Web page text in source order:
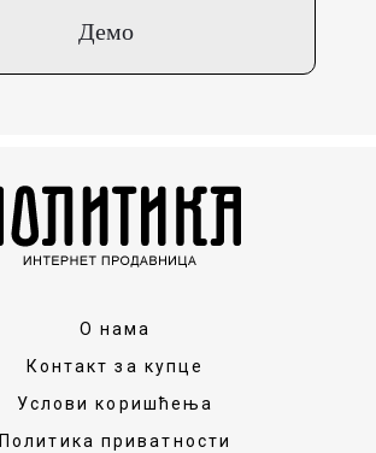
Демо
О нама
Контакт за купце
Услови коришћења
Политика приватности